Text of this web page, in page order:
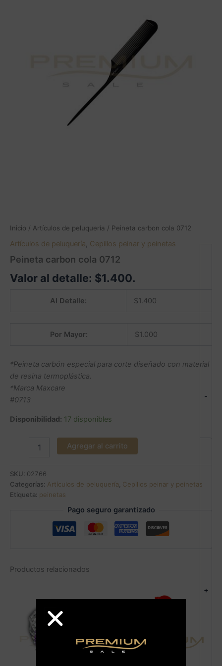
Inicio / Artículos de peluquería / Peineta carbon cola 0712
Artículos de peluquería, Cepillos peinar y peinetas
Peineta carbon cola 0712
Valor al detalle: $1.400.
Al Detalle: $1.400
Por Mayor: $1.000
*Peineta carbón especial para corte diseñado con material
de resina termoplástica.
*Marca Maxcare
#0713
Disponibilidad: 17 disponibles
-
+
Agregar al carrito
SKU: 02766
Categorías: Artículos de peluquería Cepillos peinar y peinetas
Etiqueta: peinetas
Pago seguro garantizado
Productos relacionados